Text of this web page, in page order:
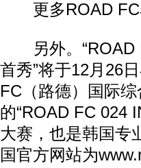
更多ROAD FC
另外。“ROAD
首秀”将于12月26
FC（路德）国际
的“ROAD FC 024
大赛，也是韩国专
国官方网站为